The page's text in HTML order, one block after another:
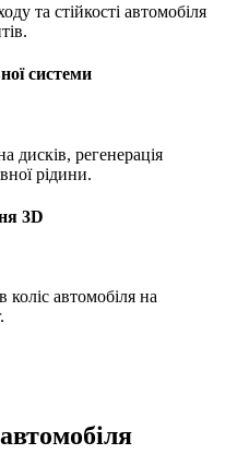
та стійкості автомобіля
системи
дисків, регенерація
рідини.
3D
автомобіля на